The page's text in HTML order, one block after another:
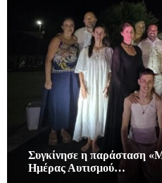
Συγκίνησε η παράσταση
Ημέρας Αυτισμού…